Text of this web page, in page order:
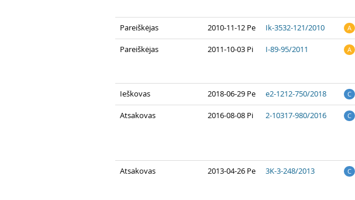
Pareiškėjas 2010-11-12 Pe Ik-3532-121/2010 A
Pareiškėjas 2011-10-03 Pi I-89-95/2011 A
Ieškovas 2018-06-29 Pe e2-1212-750/2018 C
Atsakovas 2016-08-08 Pi 2-10317-980/2016 C
Atsakovas 2013-04-26 Pe 3K-3-248/2013 C